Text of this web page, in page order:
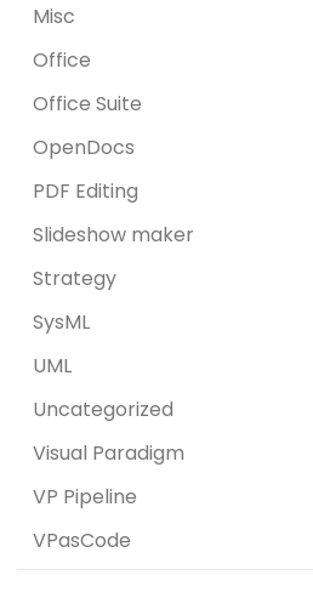
Misc
Office
Office Suite
OpenDocs
PDF Editing
Slideshow maker
Strategy
SysML
UML
Uncategorized
Visual Paradigm
VP Pipeline
VPasCode